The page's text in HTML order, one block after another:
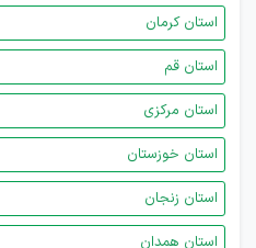
استان کرمان
استان قم
استان مرکزی
استان خوزستان
استان زنجان
استان همدان